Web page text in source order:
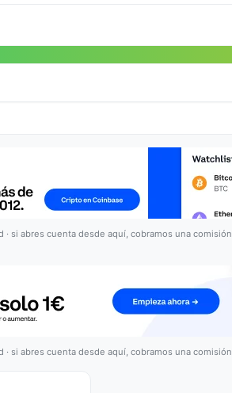
· si abres cuenta desde aquí, cobramos una comisión
· si abres cuenta desde aquí, cobramos una comisión